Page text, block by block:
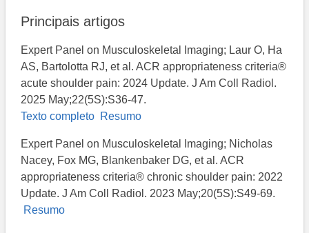
Principais artigos
Expert Panel on Musculoskeletal Imaging; Laur O, Ha
AS, Bartolotta RJ, et al. ACR appropriateness criteria®
acute shoulder pain: 2024 Update. J Am Coll Radiol.
2025 May;22(5S):S36-47.
Texto completo Resumo
Expert Panel on Musculoskeletal Imaging; Nicholas
Nacey, Fox MG, Blankenbaker DG, et al. ACR
appropriateness criteria® chronic shoulder pain: 2022
Update. J Am Coll Radiol. 2023 May;20(5S):S49-69.
Resumo